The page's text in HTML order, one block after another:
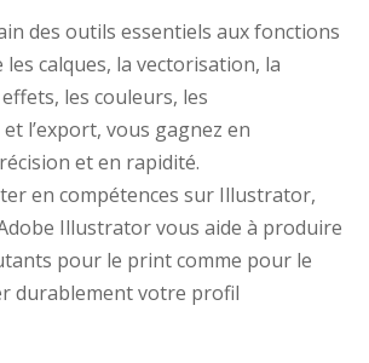
des outils essentiels aux fonctions
les calques, la vectorisation, la
les couleurs, les
l’export, vous gagnez en
et en rapidité.
en compétences sur Illustrator,
Illustrator vous aide à produire
pour le print comme pour le
durablement votre profil